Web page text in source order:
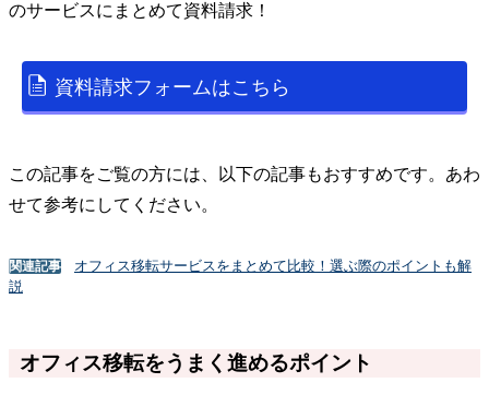
のサービスにまとめて資料請求！
資料請求フォームはこちら
この記事をご覧の方には、以下の記事もおすすめです。あわ
せて参考にしてください。
関連記事
オフィス移転サービスをまとめて比較！選ぶ際のポイントも解
説
オフィス移転をうまく進めるポイント